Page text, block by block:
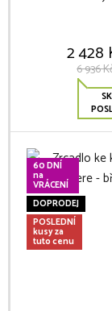
2 428
6 936
60 DNÍ
na
VRÁCENÍ
DOPRODEJ
POSLEDNÍ
kusy za
tuto cenu